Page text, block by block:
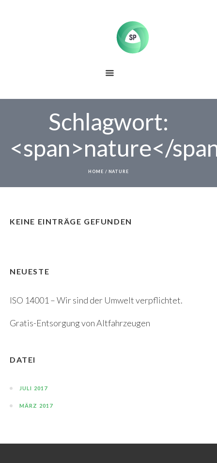
Schlagwort:
<span>nature</
HOME / NATURE
KEINE EINTRÄGE GEFUNDEN
NEUESTE
ISO 14001 – Wir sind der Umwelt verpflichtet.
Gratis-Entsorgung von Altfahrzeugen
DATEI
JULI 2017
MÄRZ 2017